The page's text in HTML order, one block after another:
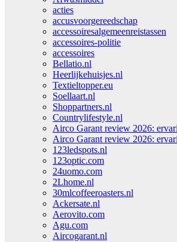
acties
accusvoorgereedschap
accessoiresalgemeenreistassen
accessoires-politie
accessoires
Bellatio.nl
Heerlijkehuisjes.nl
Textieltopper.eu
Soellaart.nl
Shoppartners.nl
Countrylifestyle.nl
Airco Garant review 2026:
Airco Garant review 2026:
123ledspots.nl
123optic.com
24uomo.com
2Lhome.nl
30mlcoffeeroasters.nl
Ackersate.nl
Aerovito.com
Agu.com
Aircogarant.nl